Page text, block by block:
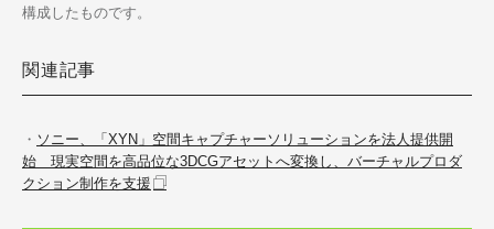
構成したものです。
関連記事
・ ソニー、「XYN」空間キャプチャーソリューションを法人提供開
始 現実空間を高品位な3DCGアセットへ変換し、バーチャルプロダ
クション制作を支援